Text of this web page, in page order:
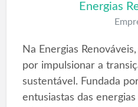
Energias
Na Energias
por impulsionar a
sustentável. Fundada
entusiastas das